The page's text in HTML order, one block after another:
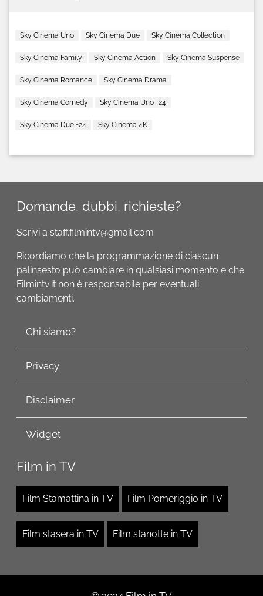
Sky Cinema Uno Sky Cinema Due Sky Cinema Collection
Sky Cinema Family Sky Cinema Action Sky Cinema Suspense
Sky Cinema Romance Sky Cinema Drama
Sky Cinema Comedy Sky Cinema Uno +24
Sky Cinema Due +24 Sky Cinema 4K
Domande, dubbi, richieste?
Scrivi a staff.filmintv@gmail.com
Ricordiamo che la programmazione di ciascun
palinsesto può cambiare in qualsiasi momento e che
Filmintv.it non è responsabile per eventuali
cambiamenti.
Chi siamo?
Privacy
Disclaimer
Widget
Film in TV
Film Stamattina in TV Film Pomeriggio in TV
Film stasera in TV Film stanotte in TV